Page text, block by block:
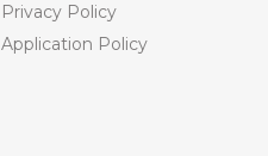
Privacy Policy
Application Policy